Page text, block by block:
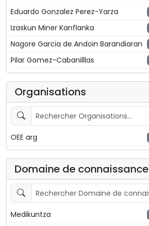
Eduardo Gonzalez Perez-Yarza
Izaskun Miner Kanflanka
Nagore Garcia de Andoin Barandiaran
Pilar Gomez-Cabanilllas
Organisations
OEE arg
Domaine de connaissance
Medikuntza